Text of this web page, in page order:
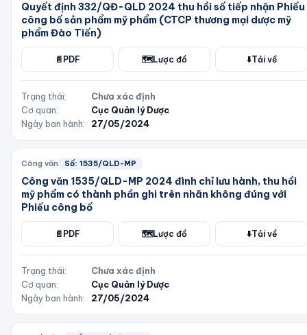
Quyết định 332/QĐ-QLD 2024 thu hồi số tiếp nhận Phiếu
công bố sản phẩm mỹ phẩm (CTCP thương mại dược mỹ
phẩm Đào Tiến)
📄 PDF 🗺️Lược đồ ⬇️Tải về
Trạng thái:
Chưa xác định
Cơ quan:
Cục Quản lý Dược
Ngày ban hành:
27/05/2024
Công văn Số: 1535/QLD-MP
Công văn 1535/QLD-MP 2024 đình chỉ lưu hành, thu hồi
mỹ phẩm có thành phần ghi trên nhãn không đúng với
Phiếu công bố
📄 PDF 🗺️Lược đồ ⬇️Tải về
Trạng thái:
Chưa xác định
Cơ quan:
Cục Quản lý Dược
Ngày ban hành:
27/05/2024